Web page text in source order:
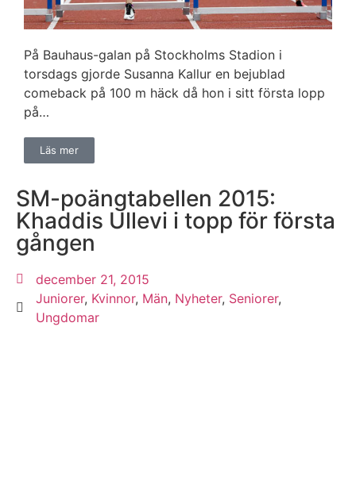
På Bauhaus-galan på Stockholms Stadion i
torsdags gjorde Susanna Kallur en bejublad
comeback på 100 m häck då hon i sitt första lopp
på…
Läs mer
SM-poängtabellen 2015:
Khaddis Ullevi i topp för första
gången
december 21, 2015
Juniorer, Kvinnor, Män, Nyheter, Seniorer,
Ungdomar